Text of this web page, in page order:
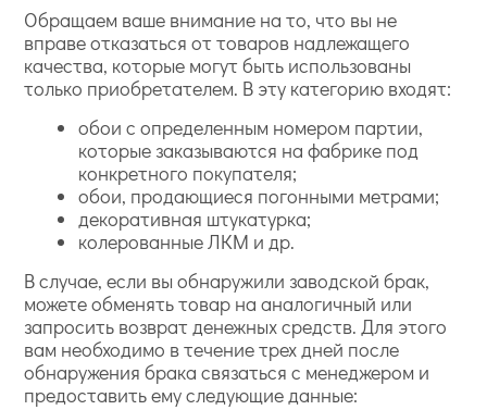
Обращаем ваше внимание на то, что вы не
вправе отказаться от товаров надлежащего
качества, которые могут быть использованы
только приобретателем. В эту категорию входят:
обои с определенным номером партии,
которые заказываются на фабрике под
конкретного покупателя;
обои, продающиеся погонными метрами;
декоративная штукатурка;
колерованные ЛКМ и др.
В случае, если вы обнаружили заводской брак,
можете обменять товар на аналогичный или
запросить возврат денежных средств. Для этого
вам необходимо в течение трех дней после
обнаружения брака связаться с менеджером и
предоставить ему следующие данные: